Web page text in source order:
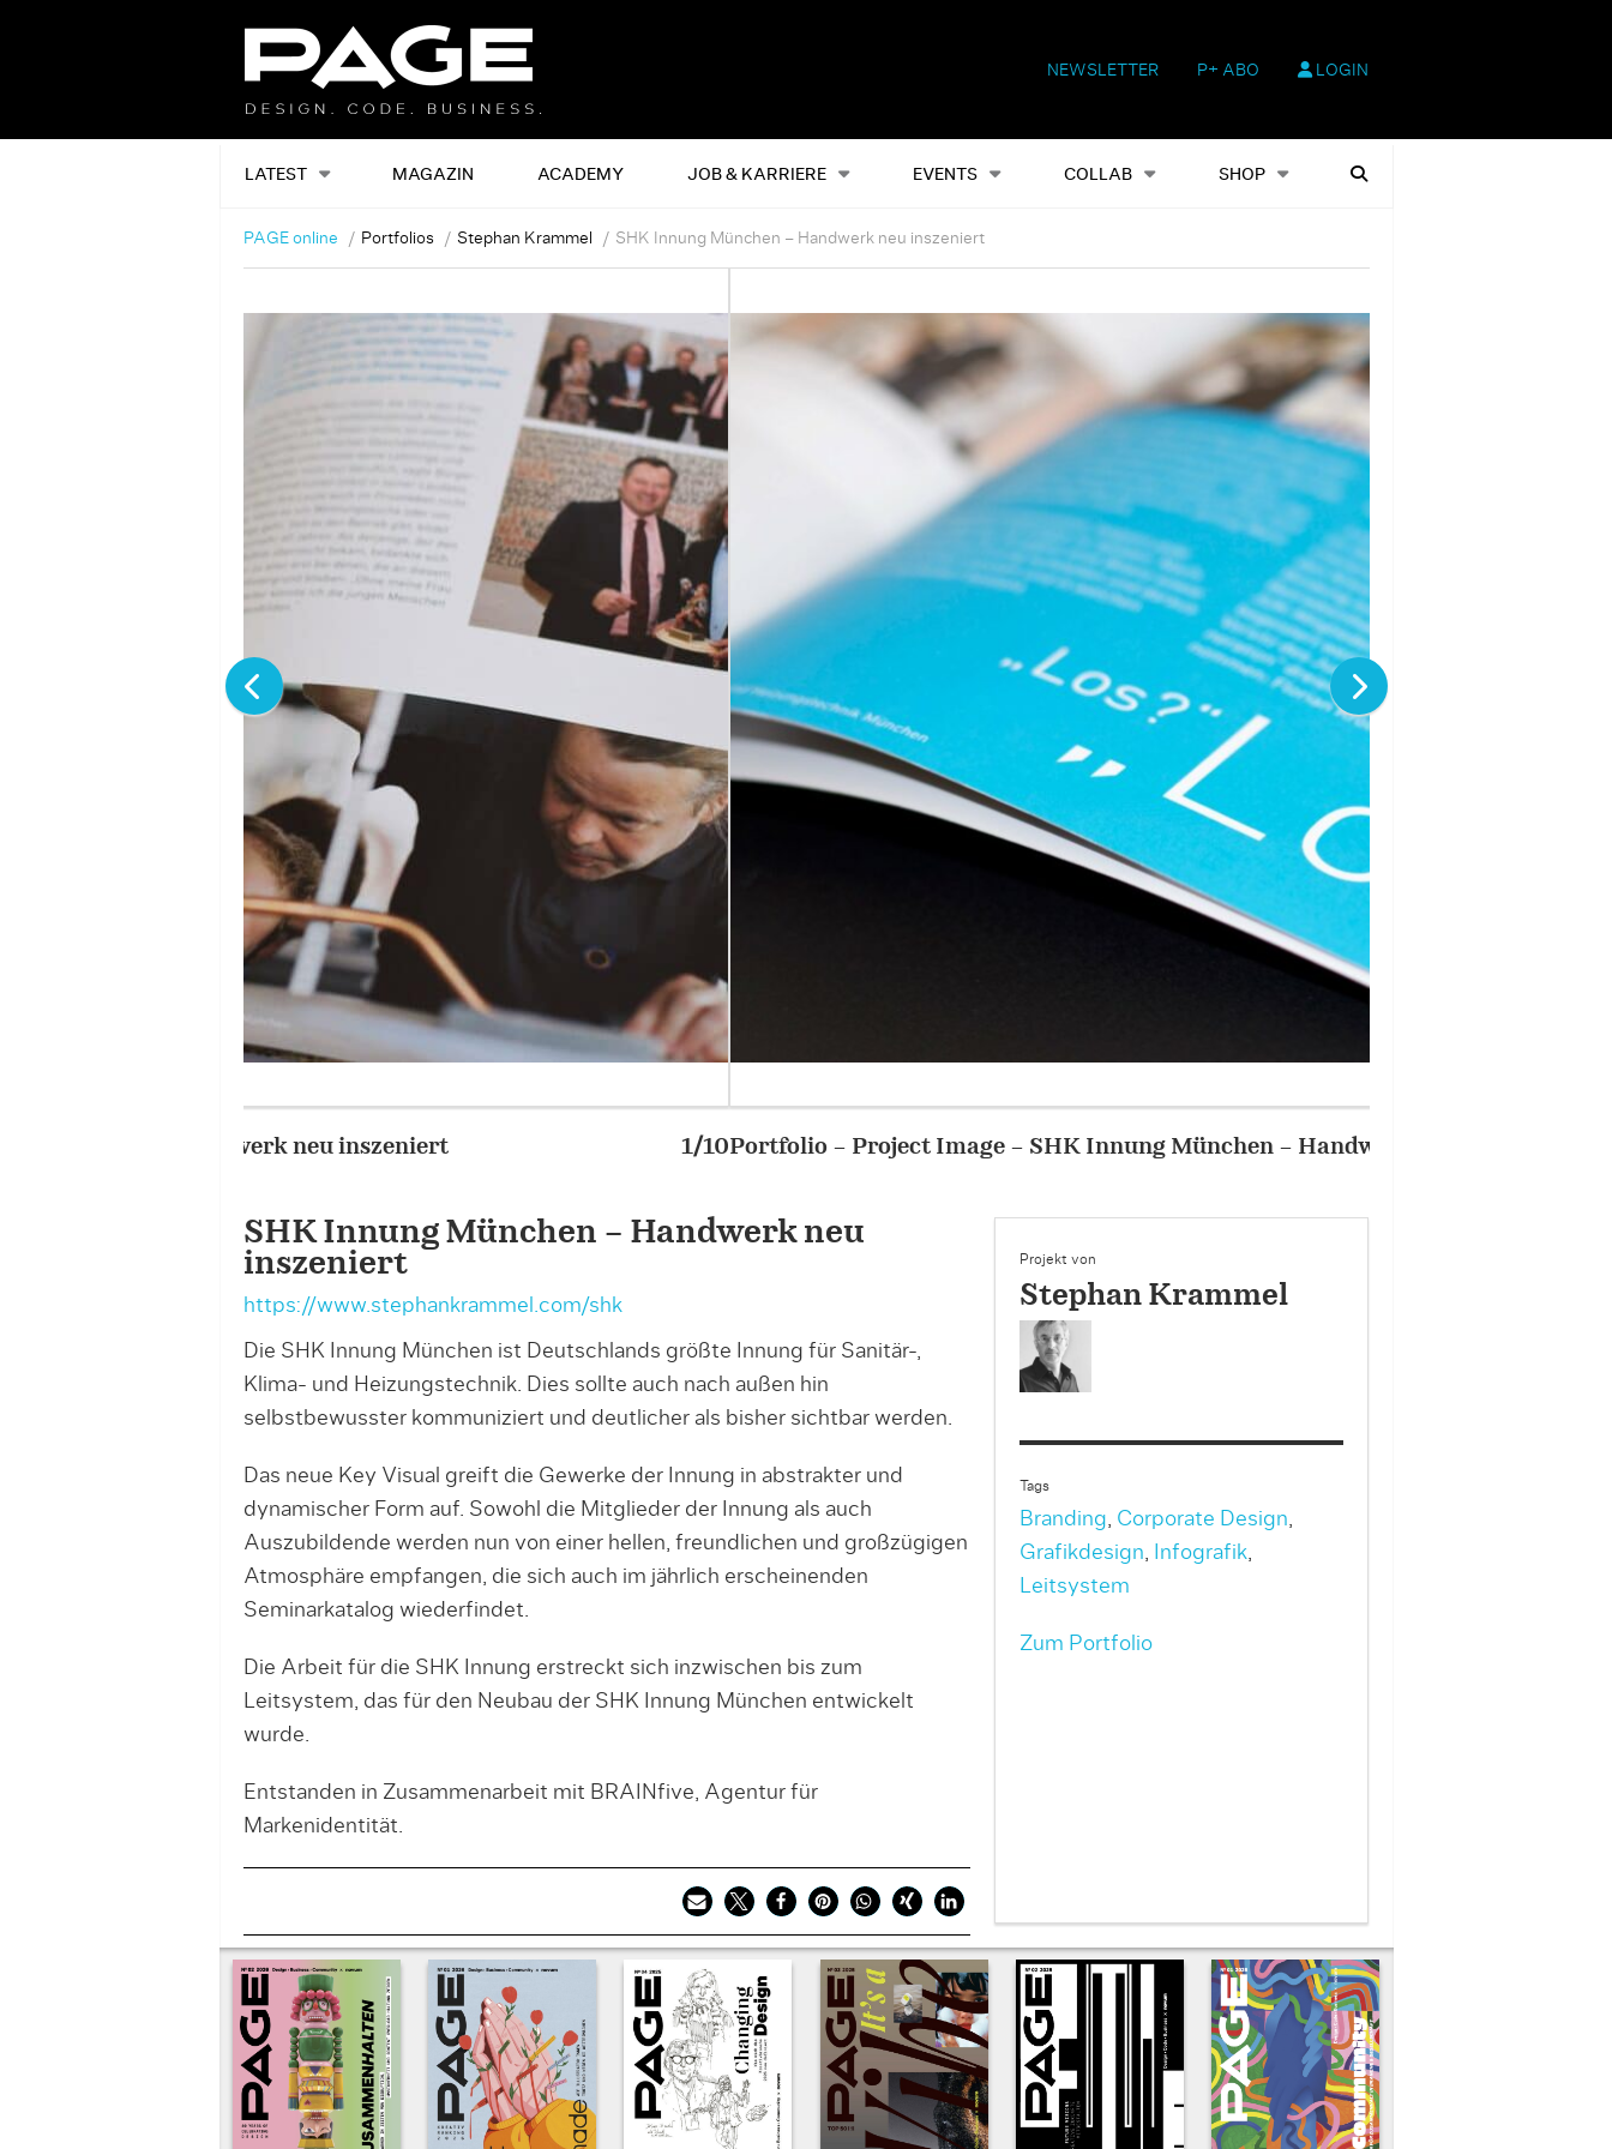
NEWSLETTER P+ ABO LOGIN
LATEST MAGAZIN ACADEMY JOB & KARRIERE EVENTS COLLAB SHOP
Alles Events Shop Heftausgaben Suchen
PAGE online Portfolios Stephan Krammel SHK Innung München – Handwerk neu inszeniert
Portfolio – Project Image – SHK Innung München – Handwerk neu inszeniert 2/10
SHK Innung München – Handwerk neu
inszeniert
https://www.stephankrammel.com/shk
Die SHK Innung München ist Deutschlands größte Innung für Sanitär-,
Klima- und Heizungstechnik. Dies sollte auch nach außen hin
selbstbewusster kommuniziert und deutlicher als bisher sichtbar werden.
Das neue Key Visual greift die Gewerke der Innung in abstrakter und
dynamischer Form auf. Sowohl die Mitglieder der Innung als auch
Auszubildende werden nun von einer hellen, freundlichen und großzügigen
Atmosphäre empfangen, die sich auch im jährlich erscheinenden
Seminarkatalog wiederfindet.
Die Arbeit für die SHK Innung erstreckt sich inzwischen bis zum
Leitsystem, das für den Neubau der SHK Innung München entwickelt
wurde.
Entstanden in Zusammenarbeit mit BRAINfive, Agentur für
Markenidentität.
Projekt von
Stephan Krammel
Tags
Branding, Corporate Design,
Grafikdesign, Infografik,
Leitsystem
Zum Portfolio